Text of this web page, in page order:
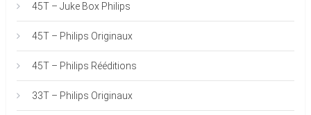
45T – Juke Box Philips
45T – Philips Originaux
45T – Philips Rééditions
33T – Philips Originaux